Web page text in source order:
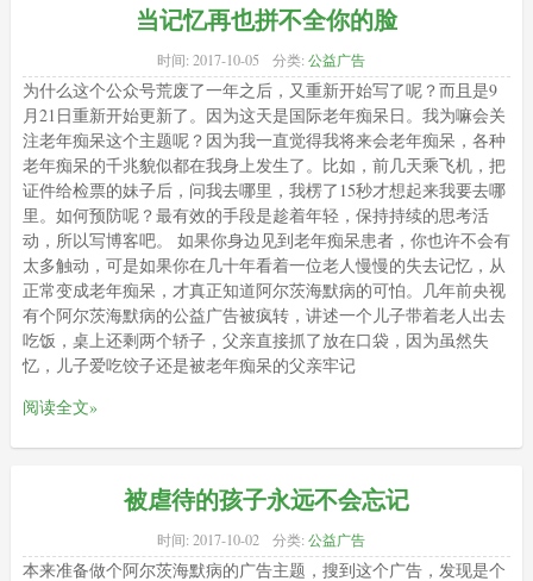
当记忆再也拼不全你的脸
时间:2017-10-05 分类:公益广告
为什么这个公众号荒废了一年之后，又重新开始写了呢？而且是9
月21日重新开始更新了。因为这天是国际老年痴呆日。我为嘛会关
注老年痴呆这个主题呢？因为我一直觉得我将来会老年痴呆，各种
老年痴呆的千兆貌似都在我身上发生了。比如，前几天乘飞机，把
证件给检票的妹子后，问我去哪里，我楞了15秒才想起来我要去哪
里。如何预防呢？最有效的手段是趁着年轻，保持持续的思考活
动，所以写博客吧。 如果你身边见到老年痴呆患者，你也许不会有
太多触动，可是如果你在几十年看着一位老人慢慢的失去记忆，从
正常变成老年痴呆，才真正知道阿尔茨海默病的可怕。几年前央视
有个阿尔茨海默病的公益广告被疯转，讲述一个儿子带着老人出去
吃饭，桌上还剩两个轿子，父亲直接抓了放在口袋，因为虽然失
忆，儿子爱吃饺子还是被老年痴呆的父亲牢记
阅读全文»
被虐待的孩子永远不会忘记
时间:2017-10-02 分类:公益广告
本来准备做个阿尔茨海默病的广告主题，搜到这个广告，发现是个